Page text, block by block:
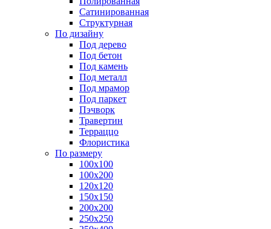
Сатинированная
Структурная
По дизайну
Под дерево
Под бетон
Под камень
Под металл
Под мрамор
Под паркет
Пэчворк
Травертин
Терраццо
Флористика
По размеру
100х100
100х200
120х120
150х150
200х200
250х250